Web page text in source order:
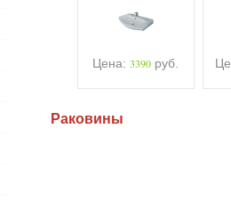
Цена: 3390 руб.
Раковины